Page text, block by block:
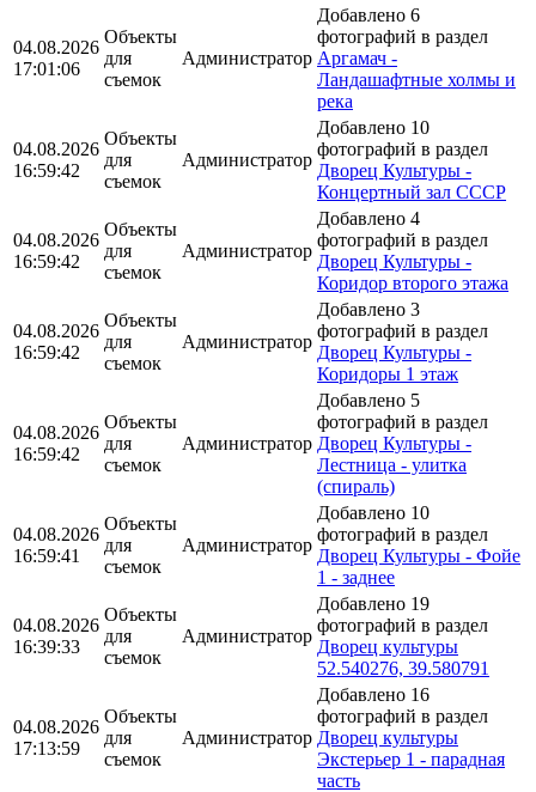
04.08.2026
17:01:06
Объекты
для
съемок
Администратор
Добавлено 6
фотографий в раздел
Аргамач -
Ландашафтные холмы и
река
04.08.2026
16:59:42
Объекты
для
съемок
Администратор
Добавлено 10
фотографий в раздел
Дворец Культуры -
Концертный зал СССР
04.08.2026
16:59:42
Объекты
для
съемок
Администратор
Добавлено 4
фотографий в раздел
Дворец Культуры -
Коридор второго этажа
04.08.2026
16:59:42
Объекты
для
съемок
Администратор
Добавлено 3
фотографий в раздел
Дворец Культуры -
Коридоры 1 этаж
04.08.2026
16:59:42
Объекты
для
съемок
Администратор
Добавлено 5
фотографий в раздел
Дворец Культуры -
Лестница - улитка
(спираль)
04.08.2026
16:59:41
Объекты
для
съемок
Администратор
Добавлено 10
фотографий в раздел
Дворец Культуры - Фойе
1 - заднее
04.08.2026
16:39:33
Объекты
для
съемок
Администратор
Добавлено 19
фотографий в раздел
Дворец культуры
52.540276, 39.580791
04.08.2026
17:13:59
Объекты
для
съемок
Администратор
Добавлено 16
фотографий в раздел
Дворец культуры
Экстерьер 1 - парадная
часть